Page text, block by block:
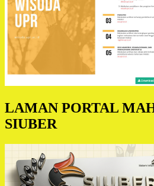
LAMAN PORTAL
SIUBER